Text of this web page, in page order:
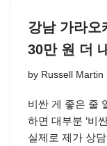
강남 가라오
30만 원 더
by Russell Martin
비싼 게 좋은 줄
하면 대부분 ‘비
실제로 제가 상